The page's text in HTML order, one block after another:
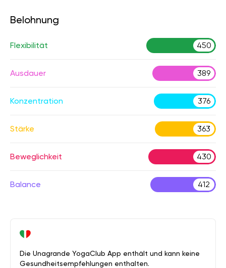
Belohnung
Flexibilität 450
Ausdauer 389
Konzentration 376
Stärke 363
Beweglichkeit 430
Balance 412
Die Unagrande YogaClub App enthält und kann keine
Gesundheitsempfehlungen enthalten.